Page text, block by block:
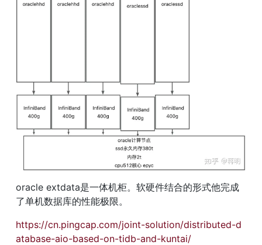
oracle extdata是一体机柜。软硬件结合的形式他完成
了单机数据库的性能极限。
https://cn.pingcap.com/joint-solution/distributed-d
atabase-aio-based-on-tidb-and-kuntai/